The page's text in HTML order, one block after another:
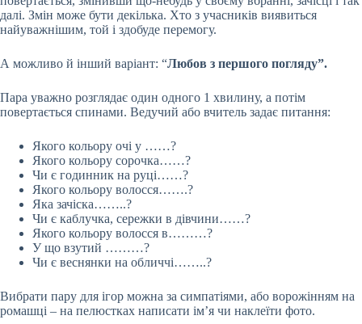
далі. Змін може бути декілька. Хто з учасників виявиться
найуважнішим, той і здобуде перемогу.
А можливо й інший варіант: “Любов з першого погляду”.
Пара уважно розглядає один одного 1 хвилину, а потім
повертається спинами. Ведучий або вчитель задає питання:
Якого кольору очі у ……?
Якого кольору сорочка……?
Чи є годинник на руці……?
Якого кольору волосся…….?
Яка зачіска……..?
Чи є каблучка, сережки в дівчини……?
Якого кольору волосся в………?
У що взутий ………?
Чи є веснянки на обличчі……..?
Вибрати пару для ігор можна за симпатіями, або ворожінням на
ромашці – на пелюстках написати ім’я чи наклеїти фото.